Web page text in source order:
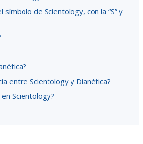
símbolo de Scientology, con la “S” y
entre Scientology y Dianética?
Scientology?